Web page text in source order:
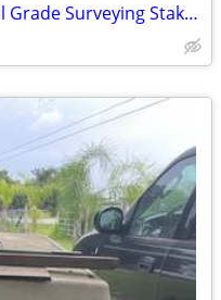
USA Built Hud-Son Commercial Grade Surveying Stake Sharpener 4n1 Jig